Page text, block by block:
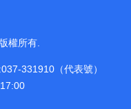
權所有.
331910（代表號）